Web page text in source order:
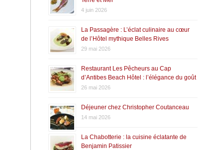
4 juin 2026
La Passagère : L’éclat culinaire au cœur
de l’Hôtel mythique Belles Rives
29 mai 2026
Restaurant Les Pêcheurs au Cap
d’Antibes Beach Hôtel : l’élégance du goût
26 mai 2026
Déjeuner chez Christopher Coutanceau
14 mai 2026
La Chabotterie : la cuisine éclatante de
Benjamin Patissier